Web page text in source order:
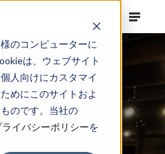
のコンピューターに
は、ウェブサイト
人向けにカスタマイ
めにこのサイトおよ
のです。当社の
ライバシーポリシーを